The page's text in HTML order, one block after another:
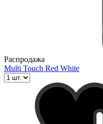
Распродажа
Multi Touch Red White